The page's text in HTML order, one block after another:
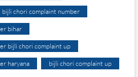
bijli chori complaint number
bihar
bijli chori complaint up
haryana bijli chori complaint up